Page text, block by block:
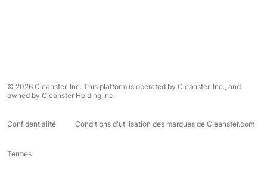
© 2026 Cleanster, Inc. This platform is operated by Cleanster, Inc., and
owned by Cleanster Holding Inc.
Confidentialité Conditions d'utilisation des marques de Cleanster.com
Termes